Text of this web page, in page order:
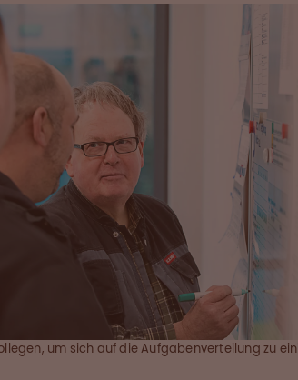
um sich auf die Aufgabenverteilung zu